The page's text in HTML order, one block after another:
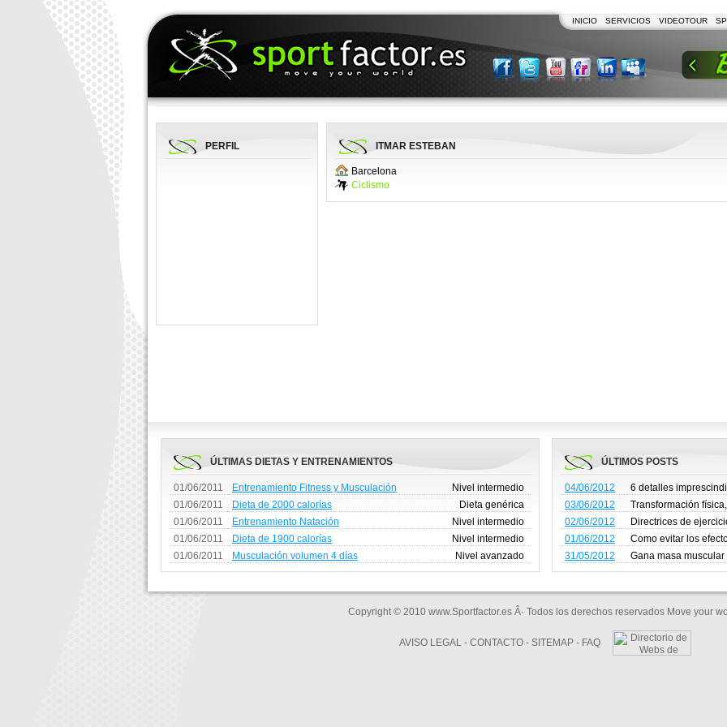
INICIO SERVICIOS VIDEOTOUR
PERFIL ITMAR ESTEBAN
Barcelona
Ciclismo
ÚLTIMAS DIETAS Y ENTRENAMIENTOS
01/06/2011 Entrenamiento Fitness y Musculación
Nivel intermedio
01/06/2011
Dieta de 2000 calorías
Dieta genérica
01/06/2011
Entrenamiento Natación
Nivel intermedio
01/06/2011
Dieta de 1900 calorías
Nivel intermedio
01/06/2011
Musculación volumen 4 días Nivel avanzado
ÚLTIMOS POSTS
04/06/2012
6 detalles
para reducir grasa
03/06/2012
Transformación física,
semana 4 del Desafío
02/06/2012
Directrices de
durante el embarazo
01/06/2012
Como evitar los
calor cuando
31/05/2012
Gana masa muscular
Copyright © 2010 www.Sportfactor.es Â· Todos los derechos reservados Move your
AVISO LEGAL - CONTACTO - SITEMAP - FAQ